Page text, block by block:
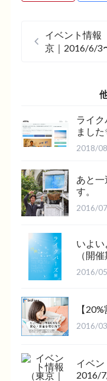
イベント情報
京｜2016/6/3
ライ
ました
2018/
あと
す。
2016/
いよい
（開
京）
2016/
【
2016/
イベ
2016/